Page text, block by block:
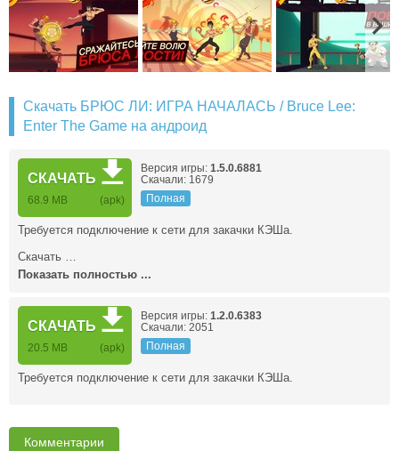
Скачать БРЮС ЛИ: ИГРА НАЧАЛАСЬ / Bruce Lee:
Enter The Game на андроид
СКАЧАТЬ
68.9 MB (apk)
Версия игры: 1.5.0.6881
Скачали: 1679
Полная
Требуется подключение к сети для закачки КЭШа.
Скачать …
Показать полностью ...
СКАЧАТЬ
20.5 MB (apk)
Версия игры: 1.2.0.6383
Скачали: 2051
Полная
Требуется подключение к сети для закачки КЭШа.
Комментарии